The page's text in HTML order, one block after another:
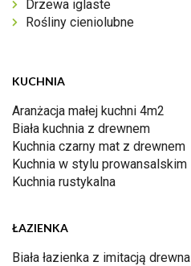
Drzewa iglaste
Rośliny cieniolubne
KUCHNIA
Aranżacja małej kuchni 4m2
Biała kuchnia z drewnem
Kuchnia czarny mat z drewnem
Kuchnia w stylu prowansalskim
Kuchnia rustykalna
ŁAZIENKA
Biała łazienka z imitacją drewna